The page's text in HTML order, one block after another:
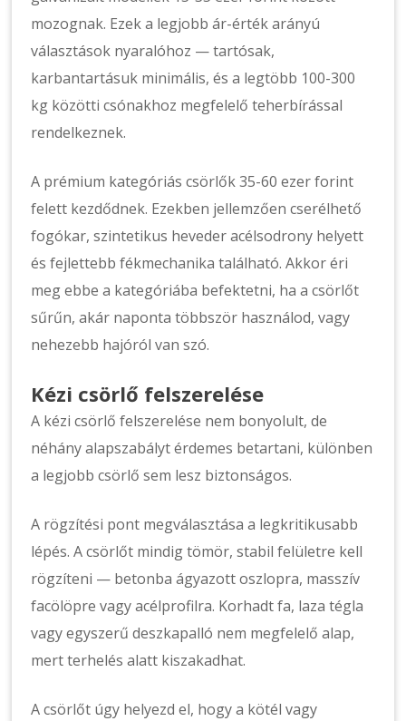
mozognak. Ezek a legjobb ár-érték arányú
választások nyaralóhoz — tartósak,
karbantartásuk minimális, és a legtöbb 100-300
kg közötti csónakhoz megfelelő teherbírással
rendelkeznek.
A prémium kategóriás csörlők 35-60 ezer forint
felett kezdődnek. Ezekben jellemzően cserélhető
fogókar, szintetikus heveder acélsodrony helyett
és fejlettebb fékmechanika található. Akkor éri
meg ebbe a kategóriába befektetni, ha a csörlőt
sűrűn, akár naponta többször használod, vagy
nehezebb hajóról van szó.
Kézi csörlő felszerelése
A kézi csörlő felszerelése nem bonyolult, de
néhány alapszabályt érdemes betartani, különben
a legjobb csörlő sem lesz biztonságos.
A rögzítési pont megválasztása a legkritikusabb
lépés. A csörlőt mindig tömör, stabil felületre kell
rögzíteni — betonba ágyazott oszlopra, masszív
facölöpre vagy acélprofilra. Korhadt fa, laza tégla
vagy egyszerű deszkapalló nem megfelelő alap,
mert terhelés alatt kiszakadhat.
A csörlőt úgy helyezd el, hogy a kötél vagy